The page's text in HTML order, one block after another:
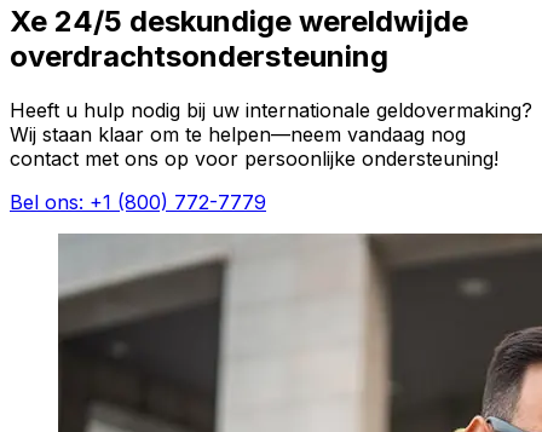
Xe 24/5 deskundige wereldwijde
overdrachtsondersteuning
Heeft u hulp nodig bij uw internationale geldovermaking?
Wij staan klaar om te helpen—neem vandaag nog
contact met ons op voor persoonlijke ondersteuning!
Bel ons: +1 (800) 772-7779